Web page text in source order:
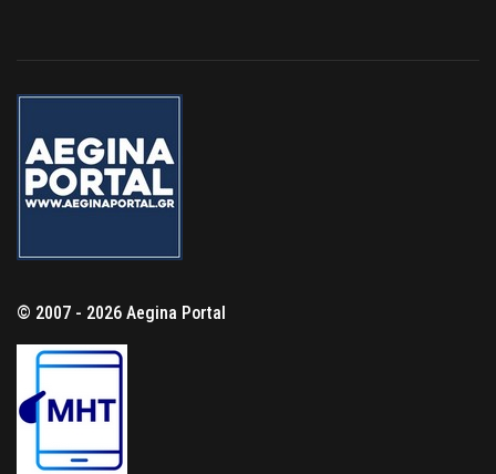
© 2007 - 2026 Aegina Portal